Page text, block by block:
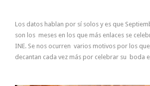
Los datos hablan por sí solos y es que
son los meses en los que más enlaces se
INE. Se nos ocurren varios motivos por los
decantan cada vez más por celebrar su boda